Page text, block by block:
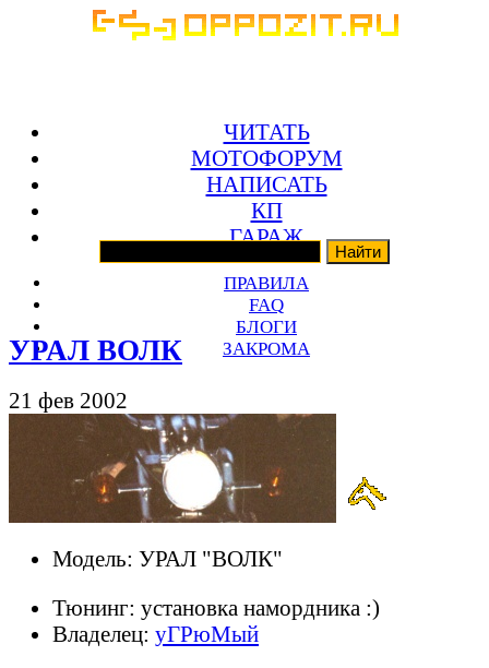
ЧИТАТЬ
МОТОФОРУМ
НАПИСАТЬ
КП
ГАРАЖ
ПРАВИЛА
FAQ
БЛОГИ
ЗАКРОМА
УРАЛ ВОЛК
21 фев 2002
Модель: УРАЛ "ВОЛК"
Тюнинг: установка намордника :)
Владелец: уГРюМый